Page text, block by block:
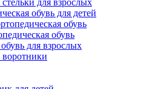
для взрослых
обувь для детей
обувь
обувь
для взрослых